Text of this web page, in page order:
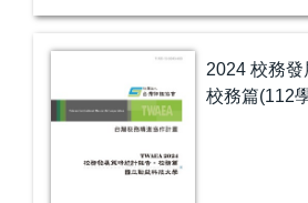
2024 校務發
校務篇(112